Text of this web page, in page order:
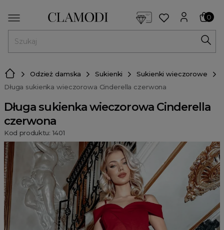
0
Odzież damska Sukienki
Sukienki wieczorowe
Długa sukienka wieczorowa Cinderella czerwona
Długa sukienka wieczorowa Cinderella
czerwona
Kod produktu: 1401